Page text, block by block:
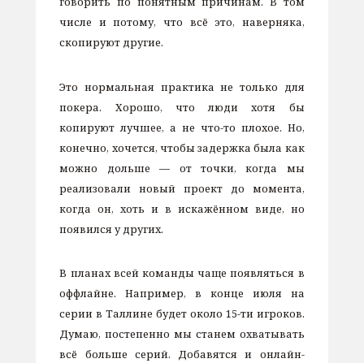
числе и потому, что всё это, наверняка,
скопируют другие.
Это нормальная практика не только для
покера. Хорошо, что люди хотя бы
копируют лучшее, а не что-то плохое. Но,
конечно, хочется, чтобы задержка была как
можно дольше — от точки, когда мы
реализовали новый проект до момента,
когда он, хоть и в искажённом виде, но
появился у других.
В планах всей команды чаще появляться в
оффлайне. Например, в конце июля на
серии в Таллине будет около 15-ти игроков.
Думаю, постепенно мы станем охватывать
всё больше серий. Добавятся и онлайн-